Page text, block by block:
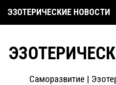
ЭЗОТЕРИЧЕСКИЕ НОВОСТИ
Саморазвитие |